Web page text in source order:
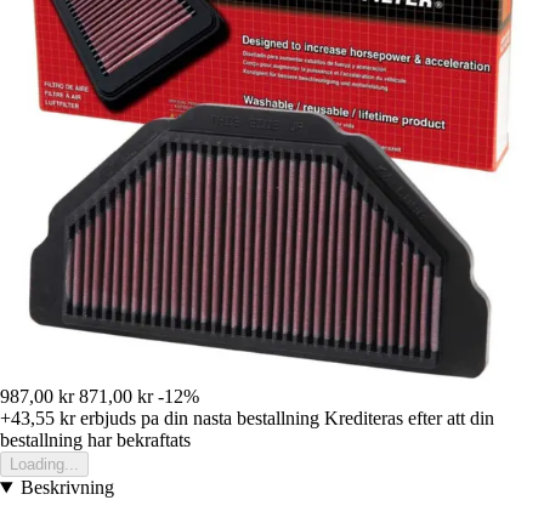
987,00 kr 871,00 kr -12%
+43,55 krerbjuds pa din nasta bestallning Krediteras efter att din
bestallning har bekraftats
Loading...
Beskrivning